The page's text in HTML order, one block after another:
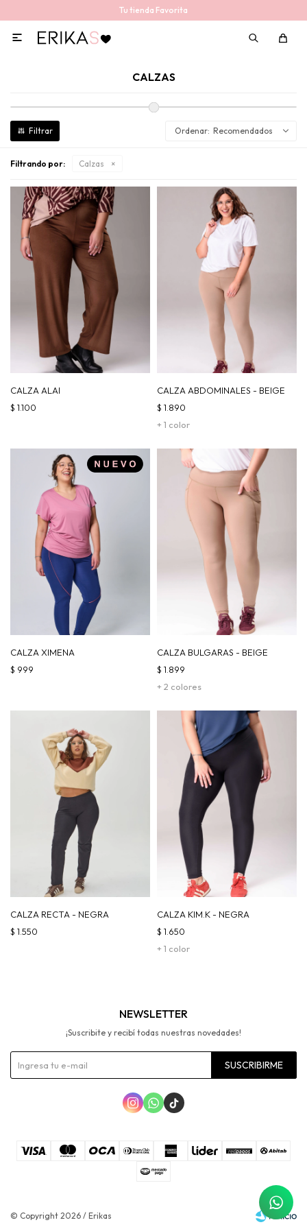
Tu tienda Favorita

CALZAS
Recomendados
Filtrando por: Calzas
CALZA ALAI
$ 1.100
CALZA ABDOMINALES - BEIGE
+ 1 color
$ 1.890
CALZA XIMENA
$ 999
CALZA BULGARAS - BEIGE
+ 2 colores
$ 1.899
CALZA RECTA - NEGRA
$ 1.550
CALZA KIM.K - NEGRA
+ 1 color
$ 1.650
NEWSLETTER
¡Suscribite y recibí todas nuestras novedades!
SUSCRIBIRME
  
© Copyright 2026 / Erikas